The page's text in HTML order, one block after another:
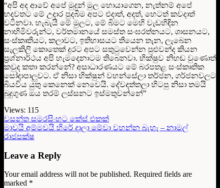
“අපි අද ආවේ අපේ මුදුන් මුල හොයාගෙන‍, නැත්නම් අපේ
හදවතට මේ උදාර පුදබිම අපට එදාත්, අදත්, හෙටත් කවදාත්
වටිනවා. හැබැයි මේ මුලට, මේ බිමට මෙහි වැඩහිඳින
නාහිමිවරුන්ට, වර්තමානයේ සමස්ත සංඝරත්නයට, ශාසනයට,
සංස්කෘතියට, කලාවට, ඉතිහාසයට තියෙන තැන, ලැබෙන
සැලකිලි කොතෙක් දුරට අපට සතුටුවෙන්න පුළුවන්ද කියන
ප්‍රශ්නාර්ථය අපි හැමදෙනාටම තිබෙනවා. භික්ෂුව නිහඬ වුණොත්
කවුද කතා කරන්නේ? අසාධාරණයට මේ බරපතළ සංස්කෘතික
සෝදාපාලුවට. ඒ නිසා භික්ෂුන් වහන්සේලා තර්ජන, ගර්ජනවලට
බියවිය යුතු කෙනෙක් නෙවෙයි. දේවදත්තලා හිටපු නිසා තමයි
බුදුගුණ ඔය තරම් ලස්සනට ඉස්මතුවන්නේ”
Views: 115
වසන්ත සමරසිංහට කේස් එකක්
මාවයි අම්මවයි හිරේ දාලා මේවා වහන්න බැහැ – නාමල්
රාජපක්ෂ
Leave a Reply
Your email address will not be published. Required fields are
marked *